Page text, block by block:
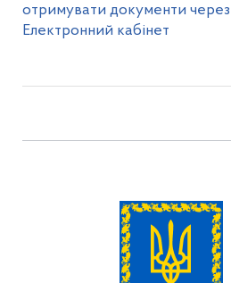
отримувати документи через
Електронний кабінет